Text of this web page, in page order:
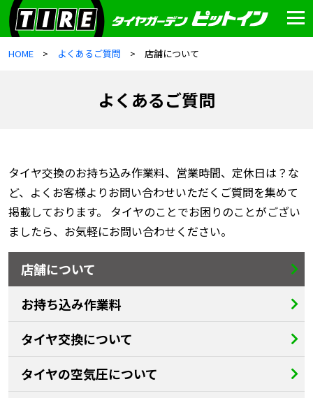
HOME よくあるご質問 店舗について
よくあるご質問
タイヤ交換のお持ち込み作業料、営業時間、定休日は？な
ど、よくお客様よりお問い合わせいただくご質問を集めて
掲載しております。 タイヤのことでお困りのことがござい
ましたら、お気軽にお問い合わせください。
店舗について
お持ち込み作業料
タイヤ交換について
タイヤの空気圧について